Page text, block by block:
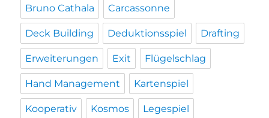
Bruno Cathala Carcassonne
Deck Building Deduktionsspiel Drafting
Erweiterungen Exit Flügelschlag
Hand Management Kartenspiel
Kooperativ Kosmos Legespiel